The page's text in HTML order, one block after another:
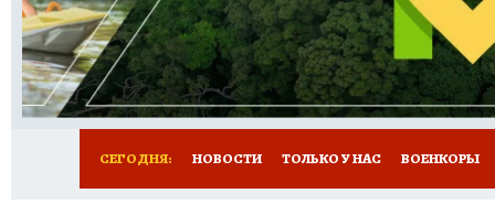
РАДИО КП РЕКЛАМА ТЕСТЫ НОВОЕ
СЕГОДНЯ: НОВОСТИ ТОЛЬКО У НАС ВОЕНКОРЫ